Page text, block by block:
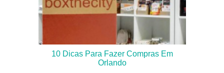
10 Dicas Para Fazer Compras Em
Orlando